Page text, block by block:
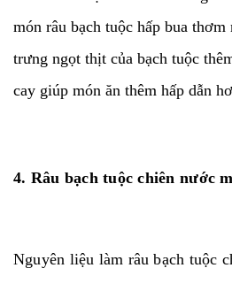
món râu bạch tuộc hấp bua
trưng ngọt thịt của bạch tuộc
cay giúp món ăn thêm hấp dẫn
4. Râu bạch tuộc chiên nước
Nguyên liệu làm râu bạch tuộc